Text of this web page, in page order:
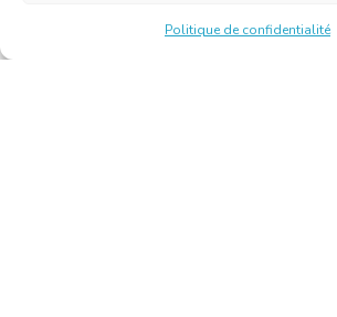
Politique de confidentialité